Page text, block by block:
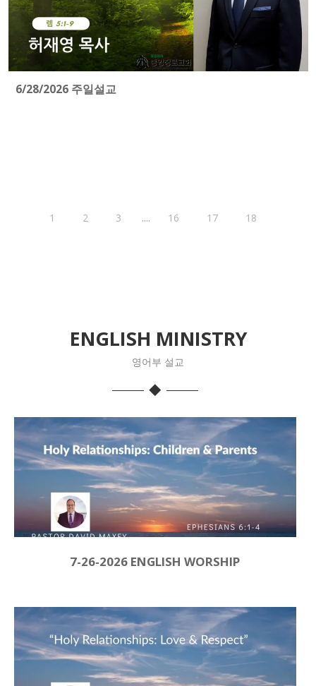
6/28/2026 주일설교
1 2 3 .... 16 17 18
ENGLISH MINISTRY
영어부 설교
7-26-2026 ENGLISH WORSHIP